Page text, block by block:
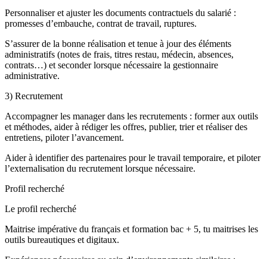
Personnaliser et ajuster les documents contractuels du salarié :
promesses d’embauche, contrat de travail, ruptures.
S’assurer de la bonne réalisation et tenue à jour des éléments
administratifs (notes de frais, titres restau, médecin, absences,
contrats…) et seconder lorsque nécessaire la gestionnaire
administrative.
3) Recrutement
Accompagner les manager dans les recrutements : former aux outils
et méthodes, aider à rédiger les offres, publier, trier et réaliser des
entretiens, piloter l’avancement.
Aider à identifier des partenaires pour le travail temporaire, et piloter
l’externalisation du recrutement lorsque nécessaire.
Profil recherché
Le profil recherché
Maitrise impérative du français et formation bac + 5, tu maitrises les
outils bureautiques et digitaux.